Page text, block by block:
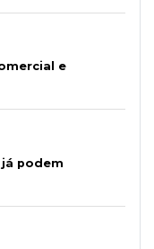
e
podem